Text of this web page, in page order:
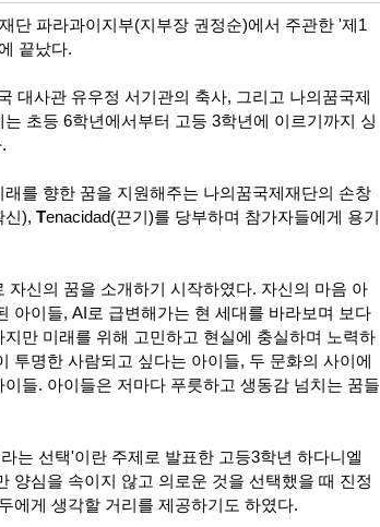
단 파라과이지부(지부장 권정순)에서 주관한 '제1
끝났다.
대사관 유우정 서기관의 축사, 그리고 나의꿈국제
초등 6학년에서부터 고등 3학년에 이르기까지 싱
를 향한 꿈을 지원해주는 나의꿈국제재단의 손창
신), Tenacidad(끈기)를 당부하며 참가자들에게 용기
신의 꿈을 소개하기 시작하였다. 자신의 마음 아
아이들, AI로 급변해가는 현 세대를 바라보며 보다
만 미래를 위해 고민하고 현실에 충실하며 노력하
투명한 사람되고 싶다는 아이들, 두 문화의 사이에
들. 아이들은 저마다 푸릇하고 생동감 넘치는 꿈들
는 선택'이란 주제로 발표한 고등3학년 하다니엘
양심을 속이지 않고 의로운 것을 선택했을 때 진정
에게 생각할 거리를 제공하기도 하였다.